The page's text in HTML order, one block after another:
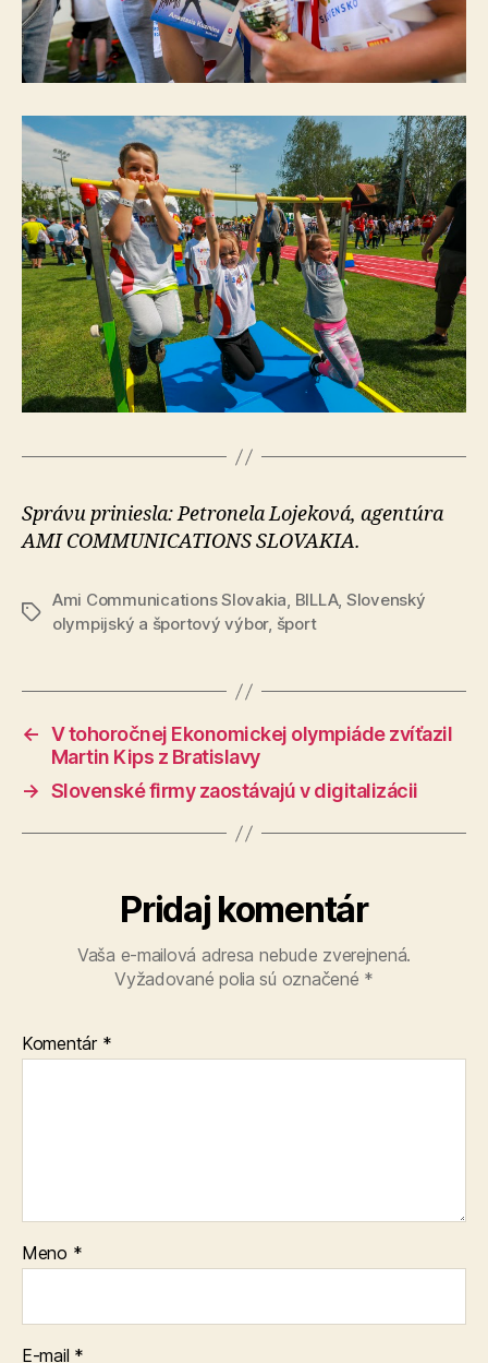
Správu priniesla: Petronela Lojeková, agentúra
AMI COMMUNICATIONS SLOVAKIA.
Značky
Ami Communications Slovakia, BILLA, Slovenský
olympijský a športový výbor, šport
← V tohoročnej Ekonomickej olympiáde zvíťazil
Martin Kips z Bratislavy
→ Slovenské firmy zaostávajú v digitalizácii
Pridaj komentár
Vaša e-mailová adresa nebude zverejnená.
Vyžadované polia sú označené *
Komentár *
Meno *
E-mail *